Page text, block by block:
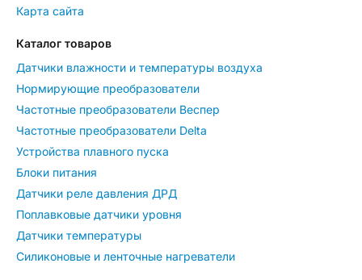
Карта сайта
Каталог товаров
Датчики влажности и температуры воздуха
Нормирующие преобразователи
Частотные преобразователи Веспер
Частотные преобразователи Delta
Устройства плавного пуска
Блоки питания
Датчики реле давления ДРД
Поплавковые датчики уровня
Датчики температуры
Силиконовые и ленточные нагреватели